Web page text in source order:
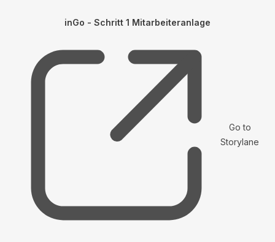
inGo - Schritt 1 Mitarbeiteranlage
Go to
Storylane